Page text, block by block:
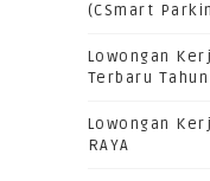
(CSmart
Lowongan
Terbaru
Lowongan
RAYA